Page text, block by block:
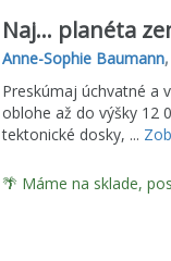
Naj... planéta
Anne-Sophie Baumann,
Preskúmaj úchvatné a
oblohe až do výšky 12
tektonické dosky, ...
🌴 Máme na sklade,